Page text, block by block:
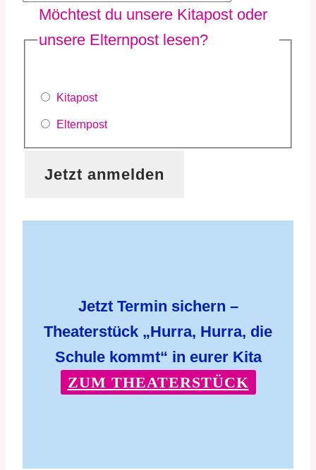
Möchtest du unsere Kitapost oder
unsere Elternpost lesen?
Kitapost
Elternpost
Jetzt Termin sichern –
Theaterstück „Hurra, Hurra, die
Schule kommt“ in eurer Kita
ZUM THEATERSTÜCK